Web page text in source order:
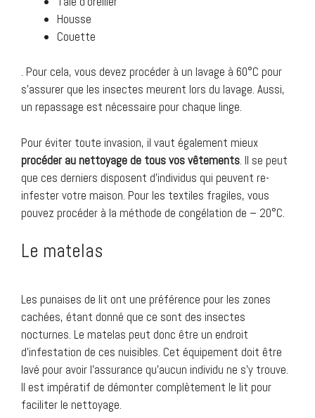
Housse
Couette
. Pour cela, vous devez procéder à un lavage à 60°C pour
s’assurer que les insectes meurent lors du lavage. Aussi,
un repassage est nécessaire pour chaque linge.
Pour éviter toute invasion, il vaut également mieux
procéder au nettoyage de tous vos vêtements. Il se peut
que ces derniers disposent d’individus qui peuvent re-
infester votre maison. Pour les textiles fragiles, vous
pouvez procéder à la méthode de congélation de – 20°C.
Le matelas
Les punaises de lit ont une préférence pour les zones
cachées, étant donné que ce sont des insectes
nocturnes. Le matelas peut donc être un endroit
d’infestation de ces nuisibles. Cet équipement doit être
lavé pour avoir l’assurance qu’aucun individu ne s’y trouve.
Il est impératif de démonter complètement le lit pour
faciliter le nettoyage.